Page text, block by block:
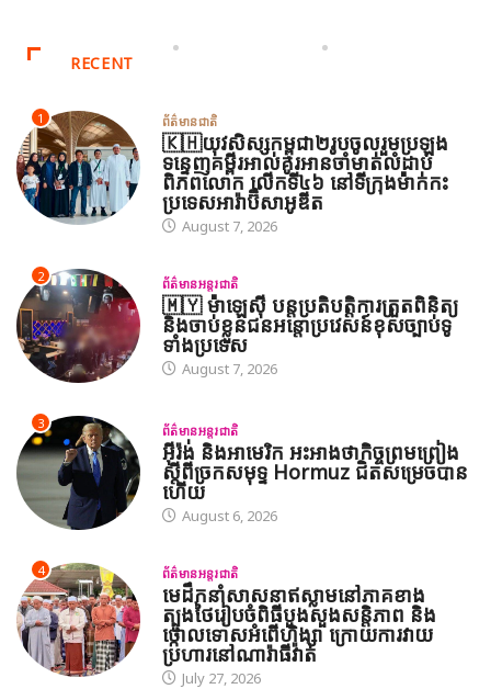
RECENT
1 ព័ត៌មានជាតិ
🇰🇭យុវសិស្សកម្ពុជា២រូបចូលរួមប្រឡង
ទន្ទេញគម្ពីរអាល់គូរអានចាំមាត់លំដាប់
ពិភពលោក លើកទី៤៦ នៅទីក្រុងម៉ាក់កះ
ប្រទេសអារ៉ាប៊ីសាអូឌីត
August 7, 2026
2 ព័ត៌មានអន្តរជាតិ
🇲🇾 ម៉ាឡេស៊ី បន្តប្រតិបត្តិការត្រួតពិនិត្យ
និងចាប់ខ្លួនជនអន្តោប្រវេសន៍ខុសច្បាប់ទូ
ទាំងប្រទេស
August 7, 2026
3 ព័ត៌មានអន្តរជាតិ
អ៊ីរ៉ង់ និងអាមេរិក អះអាងថាកិច្ចព្រមព្រៀង
ស្តីពីច្រកសមុទ្ទ Hormuz ជិតសម្រេចបាន
ហើយ
August 6, 2026
4 ព័ត៌មានអន្តរជាតិ
មេដឹកនាំសាសនាឥស្លាមនៅភាគខាង
ត្បូងថៃរៀបចំពិធីបួងសួងសន្តិភាព និង
ថ្កោលទោសអំពើហិង្សា ក្រោយការវាយ
ប្រហារនៅណារ៉ាធីវ៉ាត់
July 27, 2026